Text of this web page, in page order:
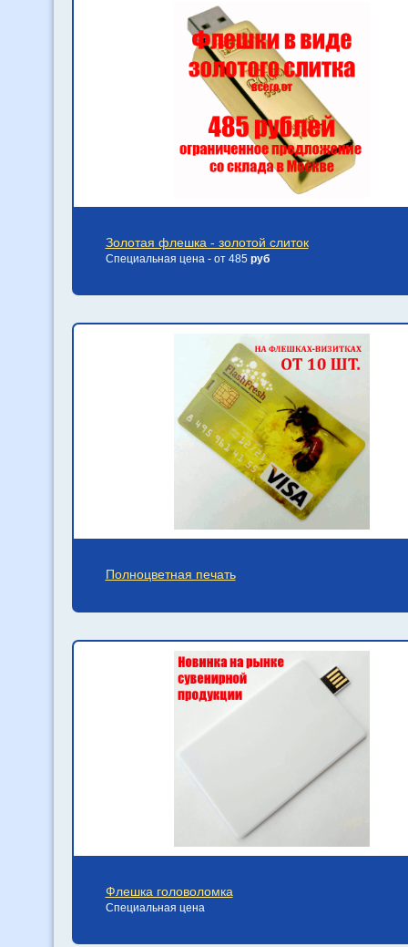
Золотая флешка - золотой слиток
Специальная цена - от 485 руб
Полноцветная печать
Флешка головоломка
Специальная цена